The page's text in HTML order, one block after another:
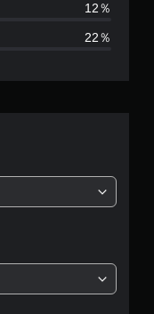
2
平
評
価
12％
22％